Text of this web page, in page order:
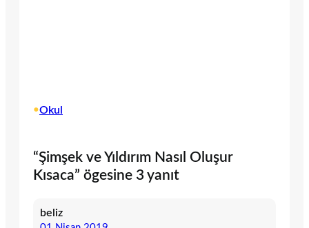
•Okul
“Şimşek ve Yıldırım Nasıl Oluşur
Kısaca” ögesine 3 yanıt
beliz